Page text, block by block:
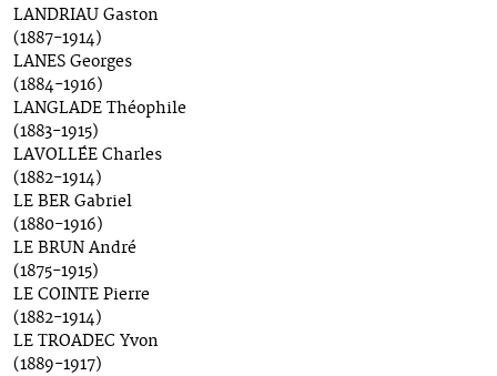
LANDRIAU Gaston
(1887-1914)
LANES Georges
(1884-1916)
LANGLADE Théophile
(1883-1915)
LAVOLLÉE Charles
(1882-1914)
LE BER Gabriel
(1880-1916)
LE BRUN André
(1875-1915)
LE COINTE Pierre
(1882-1914)
LE TROADEC Yvon
(1889-1917)